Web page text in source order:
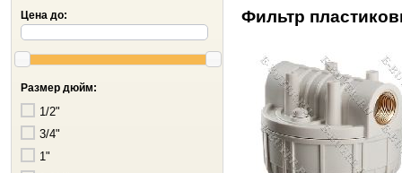
Цена до:
Размер дюйм:
1/2"
3/4"
1"
Фильтр